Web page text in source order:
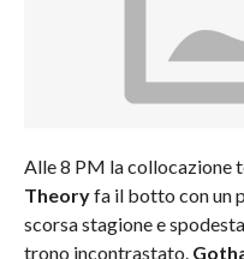
Alle 8 PM la collocazione
Theoryfa il botto con un
scorsa stagione e
trono incontrastato.